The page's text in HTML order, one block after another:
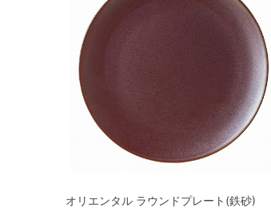
オリエンタル ラウンドプレート(鉄砂)